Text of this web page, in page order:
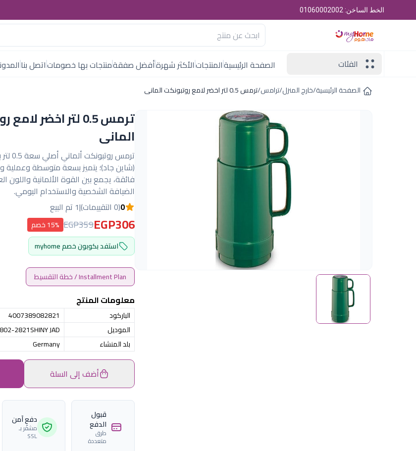
الخط الساخن: 01060002002
الفئات
الصفحة الرئيسيةالمنتجاتالأكثر شهرةأفضل صفقةمنتجات بها خصوماتاتصل بنا
الصفحة الرئيسية/خارج المنزل/ترامس/ترمس 0.5 لتر اخضر لامع روتبونكت المانى
ترمس 0.5 لتر اخضر
المانى
ترمس
(شاين جاد)؛ يتميز بسعة متوسطة وعملية
فائقة، يجمع بين القوة الألمانية واللون
الضيافة الشخصية والاستخدام اليومي.
0(0 التقييمات) |1 تم البيع
EGP306
EGP359 15% خصم
استفد بكوبون خصم myhome
Installment Plan / خطة التقسيط
معلومات المنتج
الباركود
4007389082821
الموديل
2821SHINY JAD
بلد المنشاء
Germany
أضف إلى السلة
قبول
الدفع
طرق
متعددة
دفع آمن
مشفّر بـ
SSL